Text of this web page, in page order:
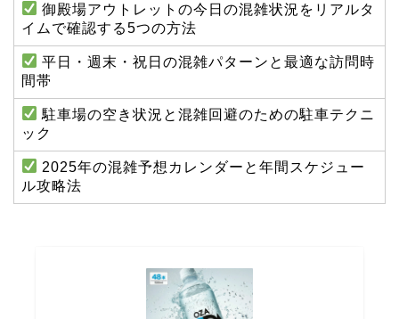
御殿場アウトレットの今日の混雑状況をリアルタ
イムで確認する5つの方法
平日・週末・祝日の混雑パターンと最適な訪問時
間帯
駐車場の空き状況と混雑回避のための駐車テクニ
ック
2025年の混雑予想カレンダーと年間スケジュー
ル攻略法